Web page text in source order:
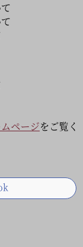
ページをご覧く